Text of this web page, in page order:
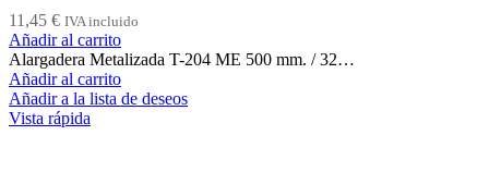
11,45 € IVA incluido
Añadir al carrito
Alargadera Metalizada T-204 ME 500 mm. / 32…
Añadir al carrito
Añadir a la lista de deseos
Vista rápida